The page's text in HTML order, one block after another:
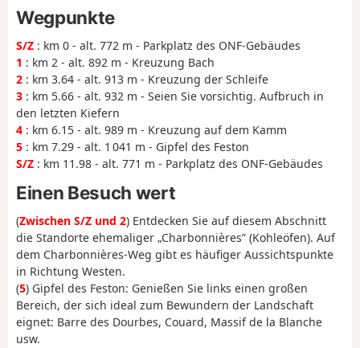
Wegpunkte
S/Z : km 0 - alt. 772 m - Parkplatz des ONF-Gebäudes
1 : km 2 - alt. 892 m - Kreuzung Bach
2 : km 3.64 - alt. 913 m - Kreuzung der Schleife
3 : km 5.66 - alt. 932 m - Seien Sie vorsichtig. Aufbruch in
den letzten Kiefern
4 : km 6.15 - alt. 989 m - Kreuzung auf dem Kamm
5 : km 7.29 - alt. 1 041 m - Gipfel des Feston
S/Z : km 11.98 - alt. 771 m - Parkplatz des ONF-Gebäudes
Einen Besuch wert
(Zwischen S/Z und 2) Entdecken Sie auf diesem Abschnitt
die Standorte ehemaliger „Charbonnières” (Kohleöfen). Auf
dem Charbonnières-Weg gibt es häufiger Aussichtspunkte
in Richtung Westen.
(5) Gipfel des Feston: Genießen Sie links einen großen
Bereich, der sich ideal zum Bewundern der Landschaft
eignet: Barre des Dourbes, Couard, Massif de la Blanche
usw.